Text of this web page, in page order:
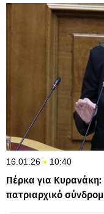
16.01.26 10:40
Πέρκα για
πατριαρχικό